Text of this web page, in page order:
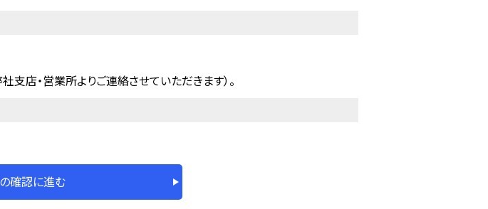
店・営業所よりご連絡させていただきます）。
確認に進む